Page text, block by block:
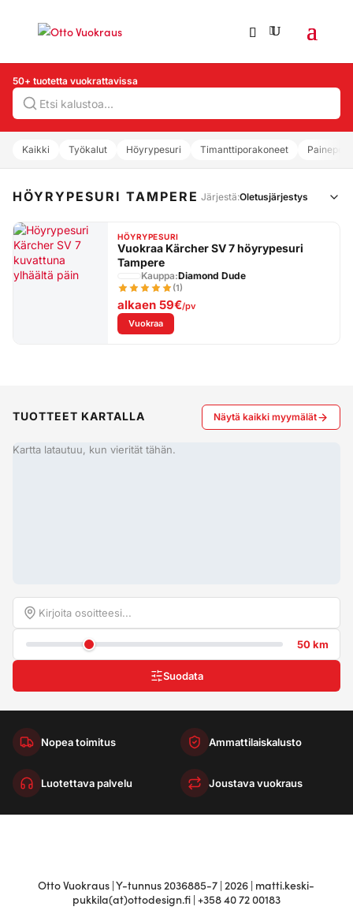
Hae
50+ tuotetta vuokrattavissa
Kaikki Työkalut Höyrypesuri Timanttiporakoneet
HÖYRYPESURI TAMPERE Järjestä:
HÖYRYPESURI
Vuokraa Kärcher SV 7 höyrypesuri
Tampere
Kauppa:Diamond Dude
(1)
alkaen 59€/pv
Vuokraa: Vuokraa Kärcher SV 7 höyrypesuri Tampere
TUOTTEET KARTALLA Näytä kaikki myymälät
Kartta latautuu, kun vierität tähän.
50 km
Suodata
Nopea toimitus Ammattilaiskalusto
Luotettava palvelu Joustava vuokraus
Otto Vuokraus | Y-tunnus 2036885-7 | 2026 | matti.keski-
pukkila(at)ottodesign.fi | +358 40 72 00183